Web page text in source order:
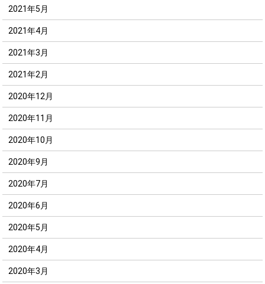
2021年5月
2021年4月
2021年3月
2021年2月
2020年12月
2020年11月
2020年10月
2020年9月
2020年7月
2020年6月
2020年5月
2020年4月
2020年3月